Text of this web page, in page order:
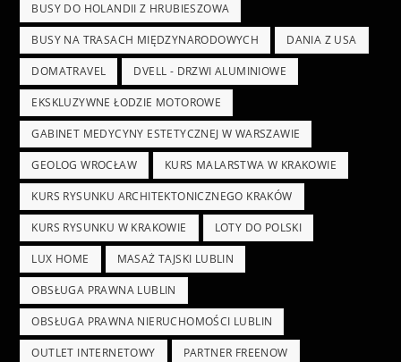
BUSY DO HOLANDII Z HRUBIESZOWA
BUSY NA TRASACH MIĘDZYNARODOWYCH DANIA Z USA
DOMATRAVEL DVELL - DRZWI ALUMINIOWE
EKSKLUZYWNE ŁODZIE MOTOROWE
GABINET MEDYCYNY ESTETYCZNEJ W WARSZAWIE
GEOLOG WROCŁAW KURS MALARSTWA W KRAKOWIE
KURS RYSUNKU ARCHITEKTONICZNEGO KRAKÓW
KURS RYSUNKU W KRAKOWIE LOTY DO POLSKI
LUX HOME MASAŻ TAJSKI LUBLIN
OBSŁUGA PRAWNA LUBLIN
OBSŁUGA PRAWNA NIERUCHOMOŚCI LUBLIN
OUTLET INTERNETOWY PARTNER FREENOW